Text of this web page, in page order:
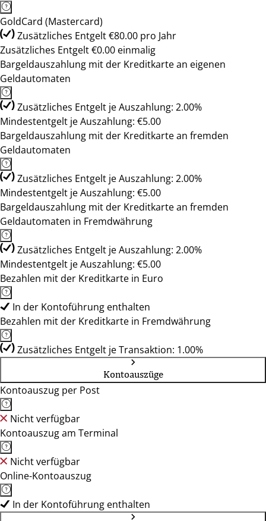
GoldCard (Mastercard)
Zusätzliches Entgelt €80.00 pro Jahr
Zusätzliches Entgelt €0.00 einmalig
Bargeldauszahlung mit der Kreditkarte an eigenen
Geldautomaten
Zusätzliches Entgelt je Auszahlung: 2.00%
Mindestentgelt je Auszahlung: €5.00
Bargeldauszahlung mit der Kreditkarte an fremden
Geldautomaten
Zusätzliches Entgelt je Auszahlung: 2.00%
Mindestentgelt je Auszahlung: €5.00
Bargeldauszahlung mit der Kreditkarte an fremden
Geldautomaten in Fremdwährung
Zusätzliches Entgelt je Auszahlung: 2.00%
Mindestentgelt je Auszahlung: €5.00
Bezahlen mit der Kreditkarte in Euro
In der Kontoführung enthalten
Bezahlen mit der Kreditkarte in Fremdwährung
Zusätzliches Entgelt je Transaktion: 1.00%
Kontoauszüge
Kontoauszug per Post
Nicht verfügbar
Kontoauszug am Terminal
Nicht verfügbar
Online-Kontoauszug
In der Kontoführung enthalten